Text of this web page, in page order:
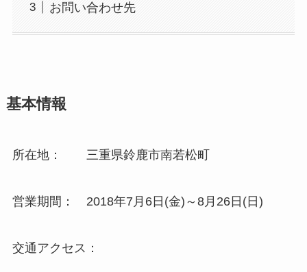
お問い合わせ先
基本情報
所在地： 三重県鈴鹿市南若松町
営業期間： 2018年7月6日(金)～8月26日(日)
交通アクセス：